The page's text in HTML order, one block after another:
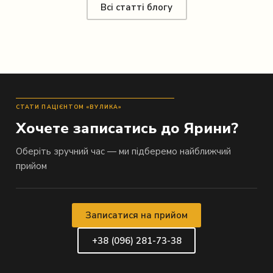
Всі статті блогу
СТАТИ ПАЦІЄНТОМ «ВУЛИКА»
Хочете записатись до Ярини?
Оберіть зручний час — ми підберемо найближчий
прийом
Записатися на прийом
+38 (096) 281-73-38